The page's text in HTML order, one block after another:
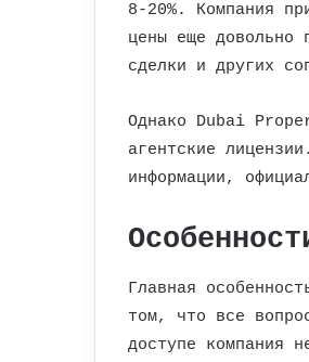
8-20%. Компания
цены еще довольно
сделки и других
Однако Dubai
агентские
информации,
Главная
том, что все
доступе компания